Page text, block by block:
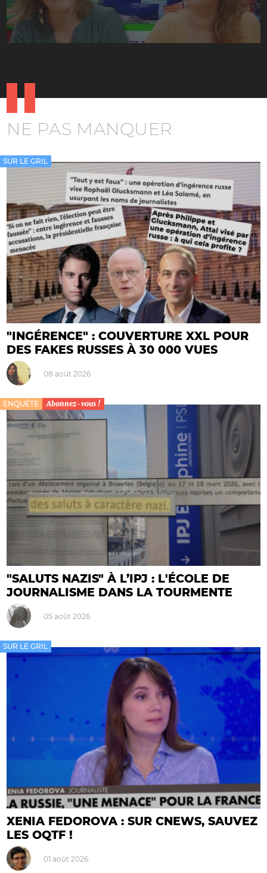
NE PAS MANQUER
SUR LE GRIL
"INGÉRENCE" : COUVERTURE XXL POUR
DES FAKES RUSSES À 30 000 VUES
08 août 2026
ENQUÊTE Abonnez-vous !
"SALUTS NAZIS" À L’IPJ : L'ÉCOLE DE
JOURNALISME DANS LA TOURMENTE
05 août 2026
SUR LE GRIL
XENIA FEDOROVA : SUR CNEWS, SAUVEZ
LES OQTF !
01 août 2026